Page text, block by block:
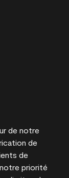
de notre
de
de
priorité